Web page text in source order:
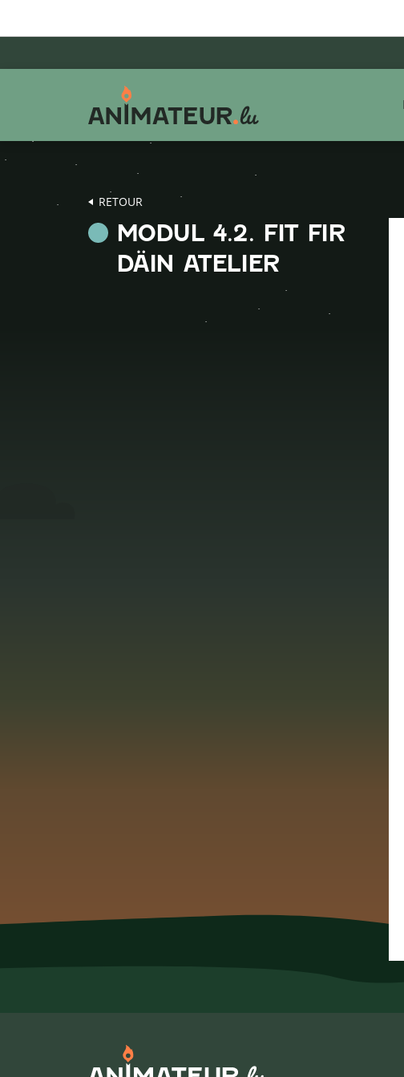
menu
contenu
pied
page
RETOUR
MODUL 4.2. FIT FIR
DÄIN ATELIER